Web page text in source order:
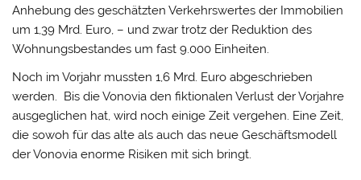
Anhebung des geschätzten Verkehrswertes der Immobilien
um 1,39 Mrd. Euro, – und zwar trotz der Reduktion des
Wohnungsbestandes um fast 9.000 Einheiten.
Noch im Vorjahr mussten 1,6 Mrd. Euro abgeschrieben
werden. Bis die Vonovia den fiktionalen Verlust der Vorjahre
ausgeglichen hat, wird noch einige Zeit vergehen. Eine Zeit,
die sowoh für das alte als auch das neue Geschäftsmodell
der Vonovia enorme Risiken mit sich bringt.